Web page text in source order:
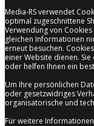
Media-RS verwendet
optimal zugeschnittene
Verwendung von
gleichen Informationen
erneut besuchen.
einer Website dienen.
oder helfen Ihnen ein
Um Ihre persönlichen
oder gesetzwidriges
organisatorische und
Für weitere